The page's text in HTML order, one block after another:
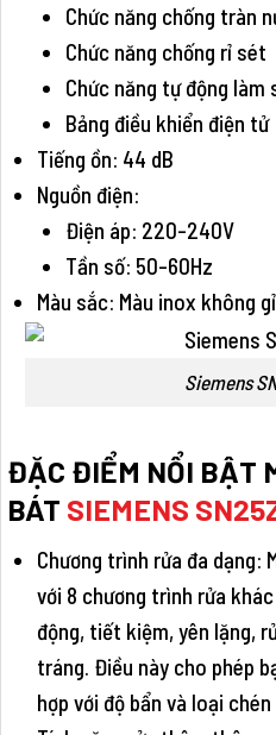
Chức năng chống tràn
Chức năng chống rỉ sét
Chức năng tự động làm
Bảng điều khiển điện tử
Tiếng ồn: 44 dB
Nguồn điện:
Điện áp: 220-240V
Tần số: 50-60Hz
Màu sắc: Màu inox không gỉ
Siemens
ĐẶC ĐIỂM NỔI BẬT
BÁT SIEMENS
Chương trình rửa đa dạng:
với 8 chương trình rửa
động, tiết kiệm, yên lặng,
tráng. Điều này cho phép
hợp với độ bẩn và loại